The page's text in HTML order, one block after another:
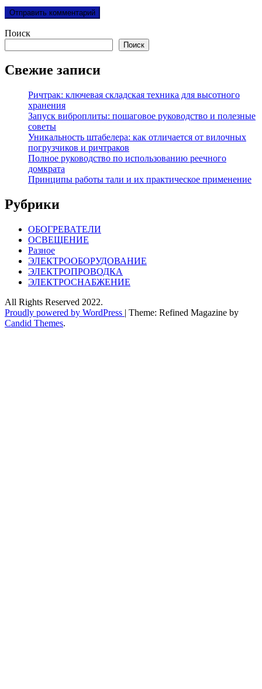
Поиск
Поиск
Свежие записи
Ричтрак: ключевая складская техника для высотного
хранения
Запуск виброплиты: пошаговое руководство и полезные
советы
Уникальность штабелера: как отличается от вилочных
погрузчиков и ричтраков
Полное руководство по использованию реечного
домкрата
Принципы работы тали и их практическое применение
Рубрики
ОБОГРЕВАТЕЛИ
ОСВЕЩЕНИЕ
Разное
ЭЛЕКТРООБОРУДОВАНИЕ
ЭЛЕКТРОПРОВОДКА
ЭЛЕКТРОСНАБЖЕНИЕ
All Rights Reserved 2022.
Proudly powered by WordPress | Theme: Refined Magazine by
Candid Themes.